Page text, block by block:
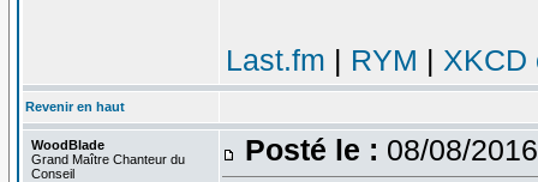
Last.fm | RYM | XKCD
Revenir en haut
WoodBlade
Grand Maître Chanteur du
Conseil
Posté le : 08/08/